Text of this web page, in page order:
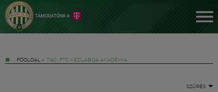
FŐOLDAL » TAG: FTC KÉZILABDA AKADÉMIA
SZŰRÉS